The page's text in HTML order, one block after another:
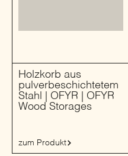
Holzkorb aus
pulverbeschichtetem
Stahl | OFYR | OFYR
Wood Storages
zum Produkt